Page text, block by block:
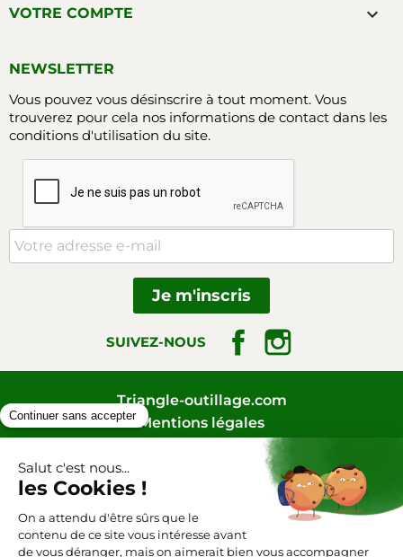
VOTRE COMPTE 
NEWSLETTER
Vous pouvez vous désinscrire à tout moment. Vous
trouverez pour cela nos informations de contact dans les
conditions d'utilisation du site.
SUIVEZ-NOUS Facebook
Triangle-outillage.com
Mentions légales
Conditions générales de vente